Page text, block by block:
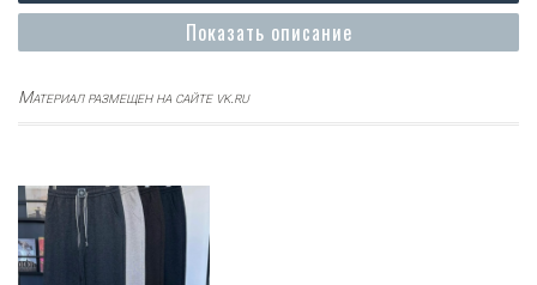
Показать описание
Материал размещен на сайте vk.ru